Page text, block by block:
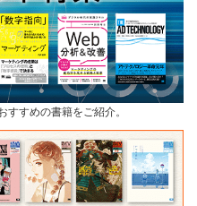
すめの書籍をご紹介。